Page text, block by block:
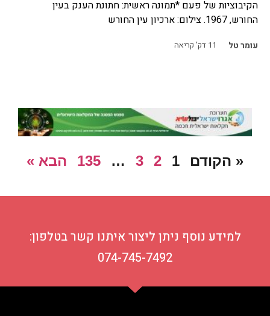
הקיבוציות של פעם *תמונה ראשית: חתונת הענק בעין
החורש, 1967. צילום: ארכיון עין החורש
עומר טל 11 דק' קריאה
« הקודם 1
2
3
…
135 הבא »
למידע נוסף ניתן ליצור איתנו קשר בטלפון:
074-745-7492